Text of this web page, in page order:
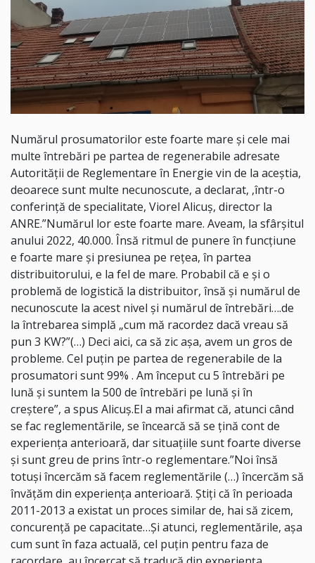
Numărul prosumatorilor este foarte mare şi cele mai
multe întrebări pe partea de regenerabile adresate
Autorităţii de Reglementare în Energie vin de la aceştia,
deoarece sunt multe necunoscute, a declarat, ,într-o
conferinţă de specialitate, Viorel Alicuş, director la
ANRE.”Numărul lor este foarte mare. Aveam, la sfârşitul
anului 2022, 40.000. Însă ritmul de punere în funcţiune
e foarte mare şi presiunea pe reţea, în partea
distribuitorului, e la fel de mare. Probabil că e şi o
problemă de logistică la distribuitor, însă şi numărul de
necunoscute la acest nivel şi numărul de întrebări….de
la întrebarea simplă „cum mă racordez dacă vreau să
pun 3 KW?”(…) Deci aici, ca să zic aşa, avem un gros de
probleme. Cel puţin pe partea de regenerabile de la
prosumatori sunt 99% . Am început cu 5 întrebări pe
lună şi suntem la 500 de întrebări pe lună şi în
creştere”, a spus Alicuş.El a mai afirmat că, atunci când
se fac reglementările, se încearcă să se ţină cont de
experienţa anterioară, dar situaţiile sunt foarte diverse
şi sunt greu de prins într-o reglementare.”Noi însă
totuşi încercăm să facem reglementările (…) încercăm să
învăţăm din experienţa anterioară. Ştiţi că în perioada
2011-2013 a existat un proces similar de, hai să zicem,
concurenţă pe capacitate…Şi atunci, reglementările, aşa
cum sunt în faza actuală, cel puţin pentru faza de